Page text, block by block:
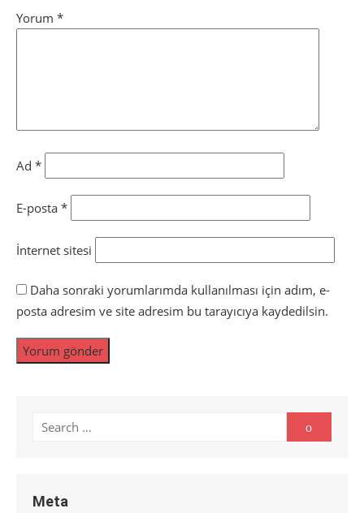
Yorum *
Ad *
E-posta *
İnternet sitesi
Daha sonraki yorumlarımda kullanılması için adım, e-
posta adresim ve site adresim bu tarayıcıya kaydedilsin.
Search
Search
Meta